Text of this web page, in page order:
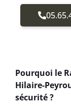
Pourquoi le
Hilaire-
sécurité ?